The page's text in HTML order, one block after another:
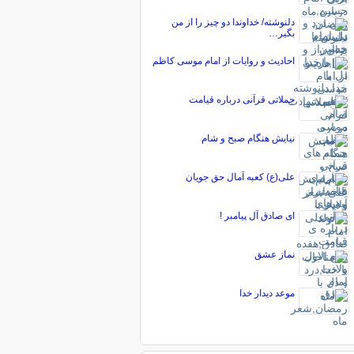
دلنوشته/ خدﺍﻭﻧﺪﺍ ﺩﻭ ﭼﯿﺰ ﺭﺍ ﺍﺯ ﻣﻦ
ﺑﮕﯿﺮ…
احادیث و روایات از امام موسی کاظم
جملاتی قرآنی درباره قیامت
نيايش هنگام صبح و شام‏
علی(ع) کعبه آمال حق جویان
ای صادق آل پیامبر !
نماز عشق
موعد دیدار خدا